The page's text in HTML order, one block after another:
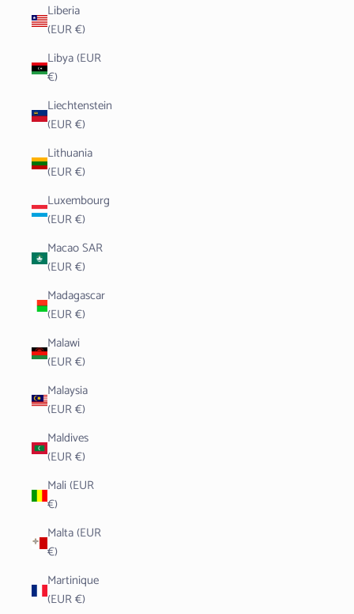
Liberia
(EUR €)
Libya (EUR
€)
Liechtenstein
(EUR €)
Lithuania
(EUR €)
Luxembourg
(EUR €)
Macao SAR
(EUR €)
Madagascar
(EUR €)
Malawi
(EUR €)
Malaysia
(EUR €)
Maldives
(EUR €)
Mali (EUR
€)
Malta (EUR
€)
Martinique
(EUR €)